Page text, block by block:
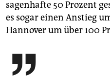
sagenhafte 50 Prozent
es sogar einen Anstieg
Hannover um über 100
